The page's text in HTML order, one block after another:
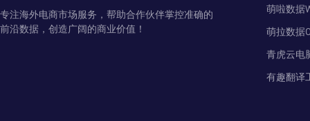
专注海外电商市场服务，帮助合作伙伴掌控准确的
前沿数据，创造广阔的商业价值！
萌啦数据
萌拉数据
青虎云电
有趣翻译